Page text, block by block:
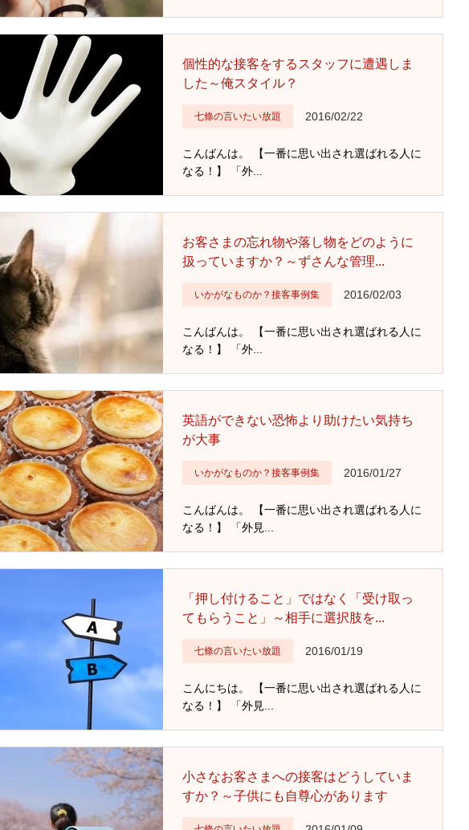
個性的な接客をするスタッフに遭遇しま
した～俺スタイル？
七條の言いたい放題 2016/02/22
こんばんは。 【一番に思い出され選ばれる人に
なる！】 「外...
お客さまの忘れ物や落し物をどのように
扱っていますか？～ずさんな管理...
いかがなものか？接客事例集 2016/02/03
こんばんは。 【一番に思い出され選ばれる人に
なる！】 「外...
英語ができない恐怖より助けたい気持ち
が大事
いかがなものか？接客事例集 2016/01/27
こんばんは。 【一番に思い出され選ばれる人に
なる！】 「外見...
「押し付けること」ではなく「受け取っ
てもらうこと」～相手に選択肢を...
七條の言いたい放題 2016/01/19
こんにちは。 【一番に思い出され選ばれる人に
なる！】 「外見...
小さなお客さまへの接客はどうしていま
すか？～子供にも自尊心があります